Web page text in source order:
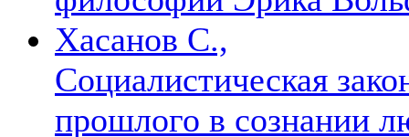
Хасанов С.,
Социалистическая
прошлого в сознании